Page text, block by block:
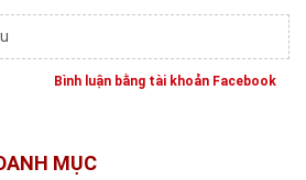
Bình luận bằng tài khoản Facebook
MỤC